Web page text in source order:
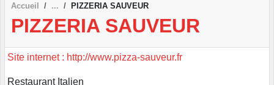
Accueil PIZZERIA SAUVEUR
PIZZERIA SAUVEUR
Site internet : http://www.pizza-sauveur.fr
Restaurant Italien